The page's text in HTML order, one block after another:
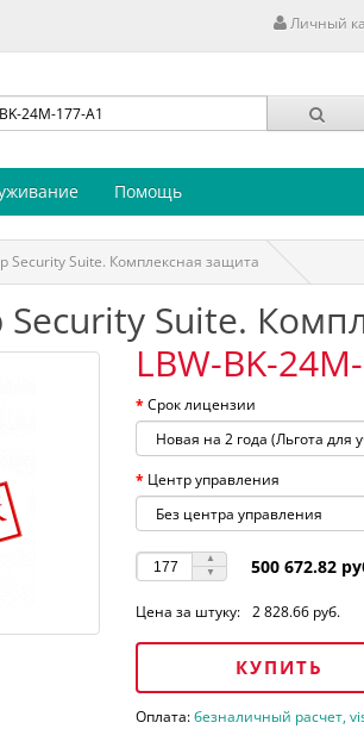
Личный
Помощь
Security Suite. Комплексная защита
Suite.
LBW-BK-
Срок лицензии
Центр управления
500 672.82
Цена за штуку: 2 828.66 руб.
КУПИТЬ
Оплата:безналичный расчет,